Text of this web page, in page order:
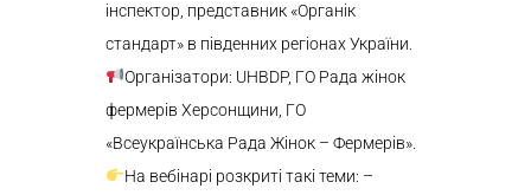
інспектор, представник «Органік
стандарт» в південних регіонах України.
Організатори: UHBDP, ГО Рада жінок
фермерів Херсонщини, ГО
«Всеукраїнська Рада Жінок – Фермерів».
На вебінарі розкриті такі теми: –